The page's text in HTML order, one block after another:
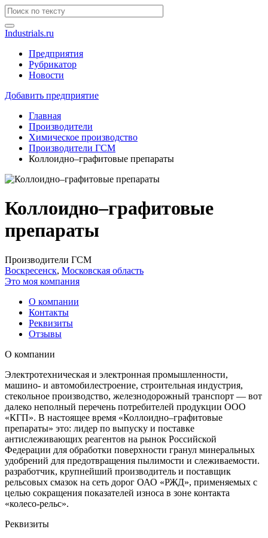
Industrials.ru
Предприятия
Рубрикатор
Новости
Добавить предприятие
Главная
Производители
Химическое производство
Производители ГСМ
Коллоидно–графитовые препараты
Коллоидно–графитовые
препараты
Производители ГСМ
Воскресенск, Московская область
Это моя компания
О компании
Контакты
Реквизиты
Отзывы
О компании
Электротехническая и электронная промышленности,
машино- и автомобилестроение, строительная индустрия,
стекольное производство, железнодорожный транспорт — вот
далеко неполный перечень потребителей продукции ООО
«КГП». В настоящее время «Коллоидно–графитовые
препараты» это: лидер по выпуску и поставке
антислеживающих реагентов на рынок Российской
Федерации для обработки поверхности гранул минеральных
удобрений для предотвращения пылимости и слеживаемости.
разработчик, крупнейший производитель и поставщик
рельсовых смазок на сеть дорог ОАО «РЖД», применяемых с
целью сокращения показателей износа в зоне контакта
«колесо-рельс».
Реквизиты